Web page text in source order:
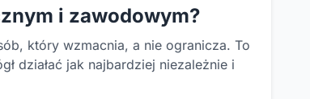
i zawodowym?
który wzmacnia, a nie ogranicza. To
działać jak najbardziej niezależnie i